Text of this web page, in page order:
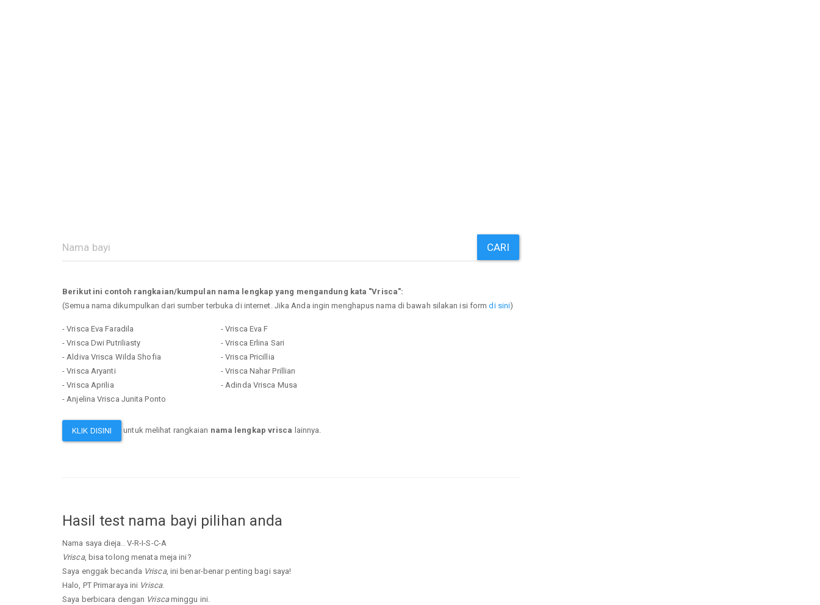
CARI
Berikut ini contoh rangkaian/kumpulan nama lengkap yang mengandung kata "Vrisca":
(Semua nama dikumpulkan dari sumber terbuka di internet. Jika Anda ingin menghapus nama di bawah silakan isi formdi sini)
- Vrisca Eva Faradila
- Vrisca Dwi Putriliasty
- Aldiva Vrisca Wilda Shofia
- Vrisca Aryanti
- Vrisca Aprilia
- Anjelina Vrisca Junita Ponto
- Vrisca Eva F
- Vrisca Erlina Sari
- Vrisca Pricillia
- Vrisca Nahar Prillian
- Adinda Vrisca Musa
KLIK DISINI untuk melihat rangkaian nama lengkap vrisca lainnya.
Hasil test nama bayi pilihan anda
Nama saya dieja.. V-R-I-S-C-A
Vrisca, bisa tolong menata meja ini?
Saya enggak becanda Vrisca, ini benar-benar penting bagi saya!
Halo, PT Primaraya ini Vrisca.
Saya berbicara dengan Vriscaminggu ini.